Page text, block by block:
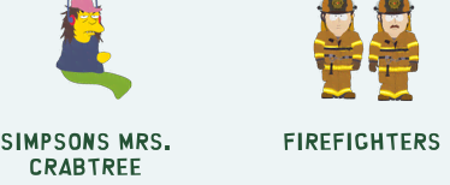
Simpsons Mrs.
Crabtree
Firefighters